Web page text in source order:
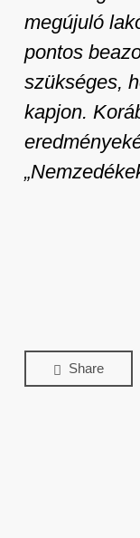
megújuló
pontos
szükséges,
kapjon.
Share